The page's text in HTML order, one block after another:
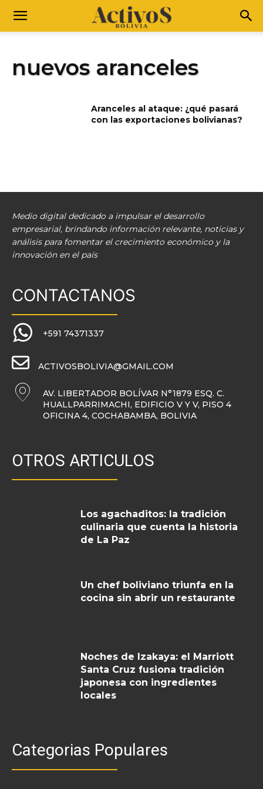
nuevos aranceles
Aranceles al ataque: ¿qué pasará
con las exportaciones bolivianas?
Medio digital dedicado a impulsar el desarrollo
empresarial, brindando información relevante, noticias y
análisis para fomentar el crecimiento económico y la
innovación en el país
CONTACTANOS
+591 74371337
ACTIVOSBOLIVIA@GMAIL.COM
AV. LIBERTADOR BOLÍVAR N°1879 ESQ. C.
HUALLPARRIMACHI, EDIFICIO V Y V, PISO 4
OFICINA 4, COCHABAMBA, BOLIVIA
OTROS ARTICULOS
Los agachaditos: la tradición
culinaria que cuenta la historia
de La Paz
Un chef boliviano triunfa en la
cocina sin abrir un restaurante
Noches de Izakaya: el Marriott
Santa Cruz fusiona tradición
japonesa con ingredientes
locales
Categorias Populares